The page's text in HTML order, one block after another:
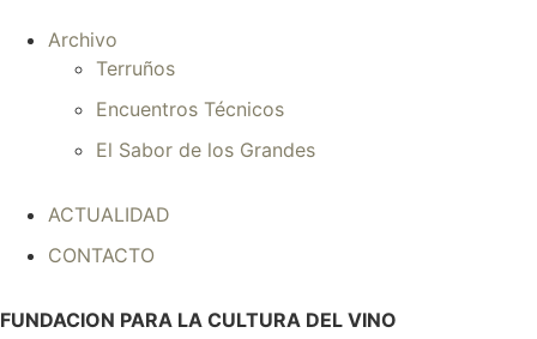
Archivo
Terruños
Encuentros Técnicos
El Sabor de los Grandes
ACTUALIDAD
CONTACTO
FUNDACION PARA LA CULTURA DEL VINO